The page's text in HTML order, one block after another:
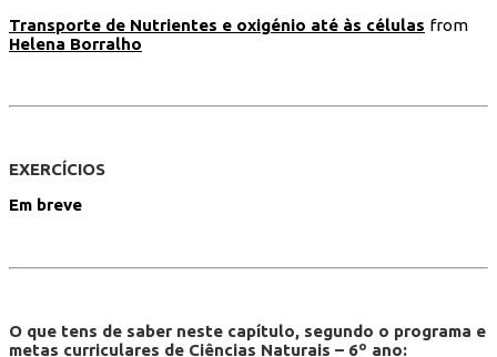
Transporte de Nutrientes e oxigénio até às células from
Helena Borralho
EXERCÍCIOS
Em breve
O que tens de saber neste capítulo, segundo o programa e
metas curriculares de Ciências Naturais – 6º ano: